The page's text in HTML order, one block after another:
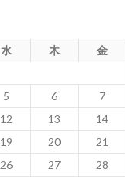
水 木 金
5 6 7
12 13 14
19 20 21
26 27 28